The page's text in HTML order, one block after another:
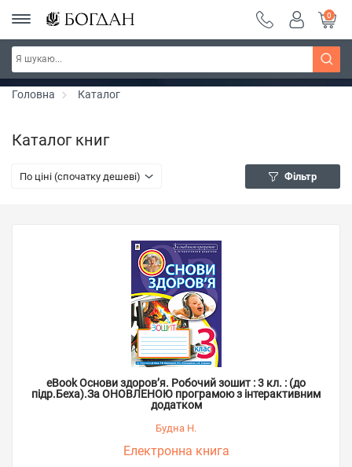
РОЗПРОДАЖ ~ 150 грн ~ 200 грн ~ 250 грн ~
300 грн ~ РОЗПРОДАЖ
Дізнатись більше
0
Головна Каталог
Каталог книг
По ціні (спочатку дешеві) Фільтр
eBook Основи здоров’я. Робочий зошит : 3 кл. : (до
підр.Беха).За ОНОВЛЕНОЮ програмою з інтерактивним
додатком
Будна Н.
Електронна книга